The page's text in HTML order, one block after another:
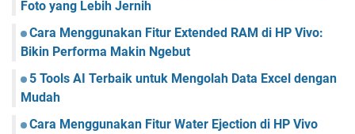
Foto yang Lebih Jernih
Cara Menggunakan Fitur Extended RAM di HP Vivo:
Bikin Performa Makin Ngebut
5 Tools AI Terbaik untuk Mengolah Data Excel dengan
Mudah
Cara Menggunakan Fitur Water Ejection di HP Vivo